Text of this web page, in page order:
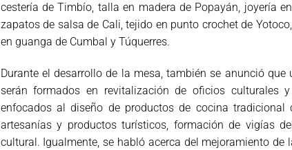
cestería de Timbío, talla en madera de Popayán, joyería
zapatos de salsa de Cali, tejido en punto crochet de
en guanga de Cumbal y Túquerres.
Durante el desarrollo de la mesa, también se anunció
serán formados en revitalización de oficios culturales
enfocados al diseño de productos de cocina
artesanías y productos turísticos, formación de vigías
cultural. Igualmente, se habló acerca del mejoramiento